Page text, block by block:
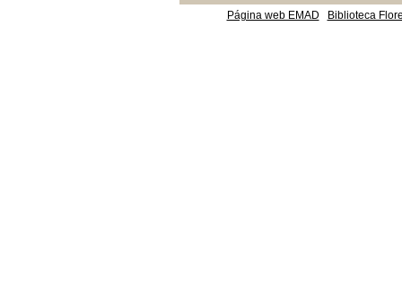
Página web EMAD Biblioteca